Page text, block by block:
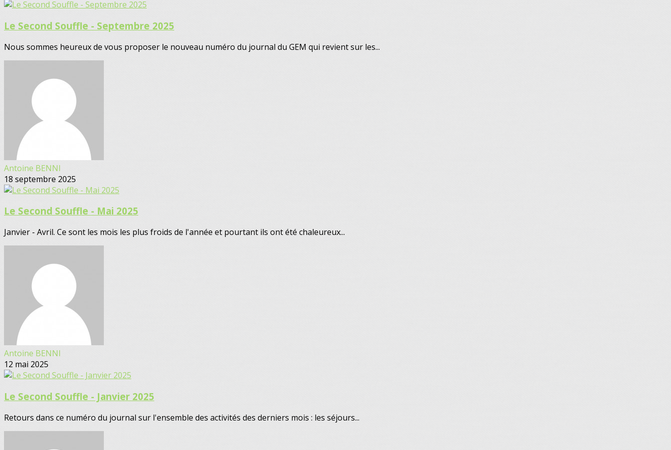
Le Second Souffle - Septembre 2025
Nous sommes heureux de vous proposer le nouveau numéro du journal du GEM qui revient sur les...
Antoine BENNI
18 septembre 2025
Le Second Souffle - Mai 2025
Janvier - Avril. Ce sont les mois les plus froids de l'année et pourtant ils ont été chaleureux...
Antoine BENNI
12 mai 2025
Le Second Souffle - Janvier 2025
Retours dans ce numéro du journal sur l'ensemble des activités des derniers mois : les séjours...